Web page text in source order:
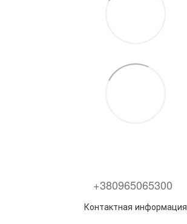
+380965065300
Контактная информация